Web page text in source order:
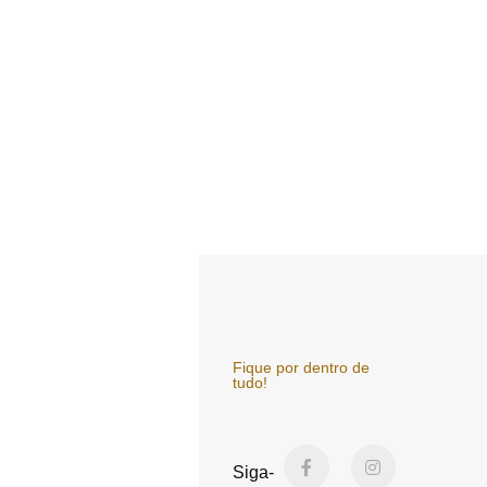
Fique por dentro de
tudo!
Siga-
a
n